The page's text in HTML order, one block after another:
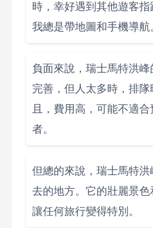
時，幸好遇到其他遊客指
我總是帶地圖和手機導航
負面來說，瑞士馬特洪
完善，但人太多時，排
且，費用高，可能不適
者。
但總的來說，瑞士馬特
去的地方。它的壯麗景
讓任何旅行變得特別。